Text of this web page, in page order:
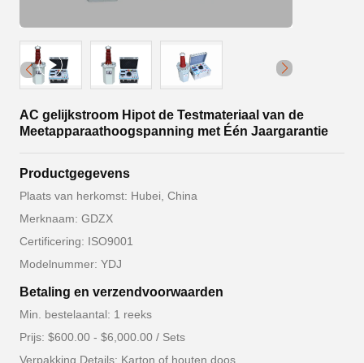
AC gelijkstroom Hipot de Testmateriaal van de
Meetapparaathoogspanning met Één Jaargarantie
Productgegevens
Plaats van herkomst: Hubei, China
Merknaam: GDZX
Certificering: ISO9001
Modelnummer: YDJ
Betaling en verzendvoorwaarden
Min. bestelaantal: 1 reeks
Prijs: $600.00 - $6,000.00 / Sets
Verpakking Details: Karton of houten doos